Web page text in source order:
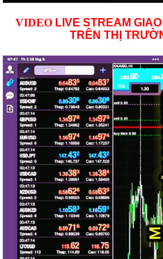
VIDEOLIVE STREAM
TRÊN THỊ